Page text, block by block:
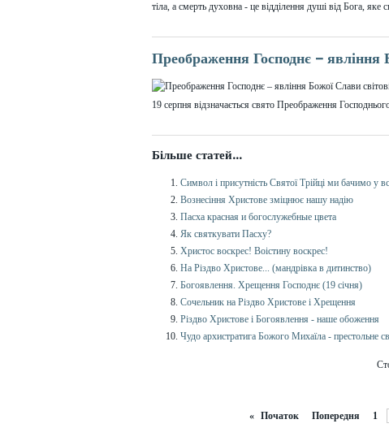
тіла, а смерть духовна - це відділення душі від Бога, яке
Преображення Господнє – явління
19 серпня відзначається свято Преображення Господн
Більше статей...
Символ і присутність Святої Трійці ми бачимо у
Вознесіння Христове зміцнює нашу надію
Пасха красная и богослужебные цвета
Як святкувати Пасху?
Христос воскрес! Воістину воскрес!
На Різдво Христове... (мандрівка в дитинство)
Богоявлення. Хрещення Господнє (19 січня)
Сочельник на Різдво Христове і Хрещення
Різдво Христове і Богоявлення - наше обоження
Чудо архистратига Божого Михаїла - престольне
« Початок Попередня 1